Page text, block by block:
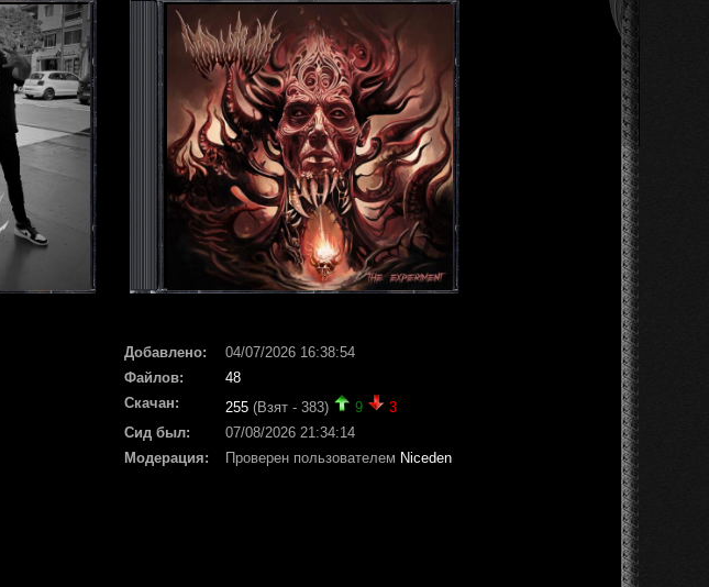
Добавлено:
04/07/2026 16:38:54
Файлов:
48
Скачан:
255 (Взят - 383) 9
3
Сид был:
07/08/2026 21:34:14
Модерация:
Проверен пользователем Niceden